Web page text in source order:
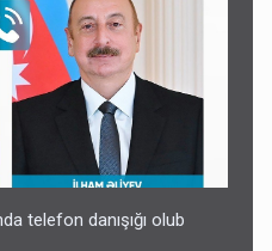
də qalib gəldi -
telefon danışığı olub